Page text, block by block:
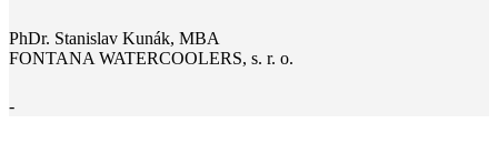
PhDr. Stanislav Kunák, MBA
FONTANA WATERCOOLERS, s. r. o.
-